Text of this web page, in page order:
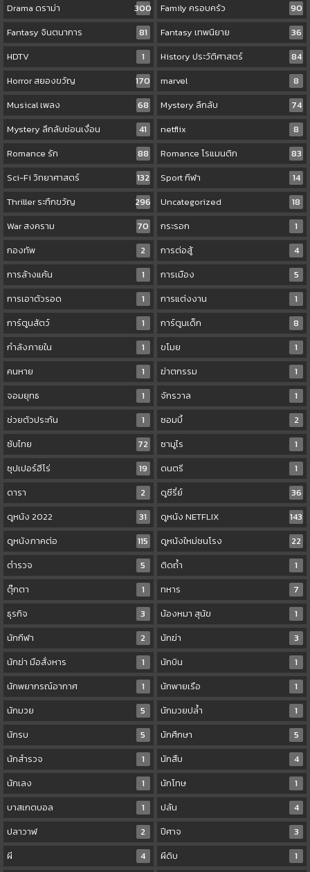
Drama ดราม่า
300 Family ครอบครัว
90
Fantasy จินตนาการ
81 Fantasy เทพนิยาย
36
HDTV
1 History ประวัติศาสตร์
84
Horror สยองขวัญ
170 marvel
8
Musical เพลง
68 Mystery ลึกลับ
74
Mystery ลึกลับซ่อนเงื่อน
41 netflix
8
Romance รัก
88 Romance โรแมนติก
83
Sci-Fi วิทยาศาสตร์
132 Sport กีฬา
14
Thriller ระทึกขวัญ
296 Uncategorized
18
War สงคราม
70 กระรอก
1
กองทัพ
2 การต่อสู้
4
การล้างแค้น
1 การเมือง
5
การเอาตัวรอด
1 การแต่งงาน
1
การ์ตูนสัตว์
1 การ์ตูนเด็ก
8
กำลังภายใน
1 ขโมย
1
คนหาย
1 ฆ่าตกรรม
1
จอมยุทธ
1 จักรวาล
1
ช่วยตัวประกัน
1 ซอมบี้
2
ซับไทย
72 ซามูไร
1
ซุปเปอร์ฮีโร่
19 ดนตรี
1
ดารา
2 ดูซีรี่ย์
36
ดูหนัง 2022
31 ดูหนัง NETFLIX
143
ดูหนังภาคต่อ
115 ดูหนังใหม่ชนโรง
22
ตำรวจ
5 ติดถ้ำ
1
ตุ๊กตา
1 ทหาร
7
ธุรกิจ
3 น้องหมา สุนัข
1
นักกีฬา
2 นักฆ่า
3
นักฆ่า มือสั่งหาร
1 นักบิน
1
นักพยากรณ์อากาศ
1 นักพายเรือ
1
นักมวย
5 นักมวยปล้ำ
1
นักรบ
5 นักศึกษา
5
นักสำรวจ
1 นักสืบ
4
นักเลง
1 นักโทษ
1
บาสเกตบอล
1 ปล้น
4
ปลาวาฬ
2 ปีศาจ
3
ผี
4 ผีดิบ
1